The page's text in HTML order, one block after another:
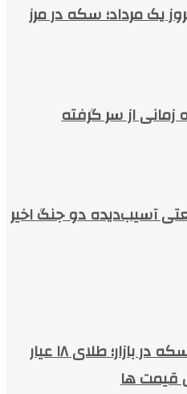
یک مرداد؛ سکه در مرز
زمانی از سر گرفته
صنعتی آسیب‌دیده دو جنگ اخیر
کاهش قیمت طلا و سکه در بازار؛ طلای ۱۸ عیار
قیمت ها